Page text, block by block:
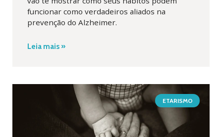
funcionar como verdadeiros aliados na
prevenção do Alzheimer.
Leia mais »
ETARISMO